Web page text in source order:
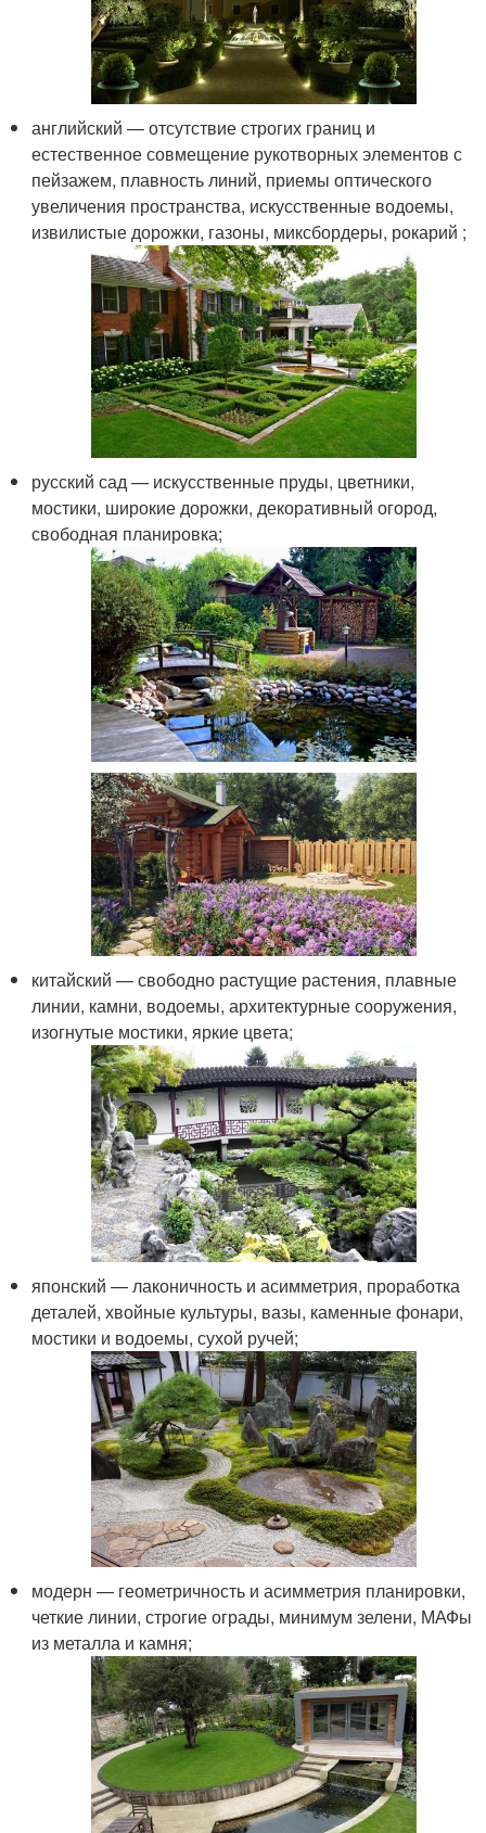
английский — отсутствие строгих границ и
естественное совмещение рукотворных элементов с
пейзажем, плавность линий, приемы оптического
увеличения пространства, искусственные водоемы,
извилистые дорожки, газоны, миксбордеры, рокарий ;
русский сад — искусственные пруды, цветники,
мостики, широкие дорожки, декоративный огород,
свободная планировка;
китайский — свободно растущие растения, плавные
линии, камни, водоемы, архитектурные сооружения,
изогнутые мостики, яркие цвета;
японский — лаконичность и асимметрия, проработка
деталей, хвойные культуры, вазы, каменные фонари,
мостики и водоемы, сухой ручей;
модерн — геометричность и асимметрия планировки,
четкие линии, строгие ограды, минимум зелени, МАФы
из металла и камня;